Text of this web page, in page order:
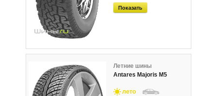
Показать
Летние шины
Antares Majoris M5
лето